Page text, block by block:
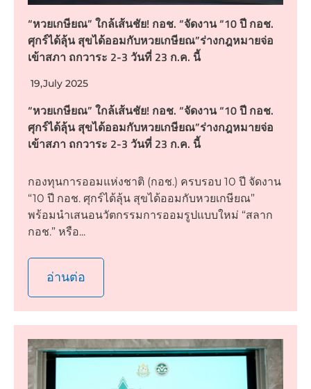
“หวยเกษียณ” ใกล้เส้นชัย! กอช. “จัดงาน “10 ปี กอช.
ศุกร์ได้ลุ้น สุขได้ออมกับหวยเกษียณ”ร่างกฎหมายจ่อ
เข้าสภา ถกวาระ 2-3 วันที่ 23 ก.ค. นี้
19,July 2025
“หวยเกษียณ” ใกล้เส้นชัย! กอช. “จัดงาน “10 ปี กอช.
ศุกร์ได้ลุ้น สุขได้ออมกับหวยเกษียณ”ร่างกฎหมายจ่อ
เข้าสภา ถกวาระ 2-3 วันที่ 23 ก.ค. นี้
กองทุนการออมแห่งชาติ (กอช.) ครบรอบ 10 ปี จัดงาน
“10 ปี กอช. ศุกร์ได้ลุ้น สุขได้ออมกับหวยเกษียณ”
พร้อมนำเสนอนวัตกรรมการออมรูปแบบใหม่ “สลาก
กอช.” หรือ...
อ่านต่อ